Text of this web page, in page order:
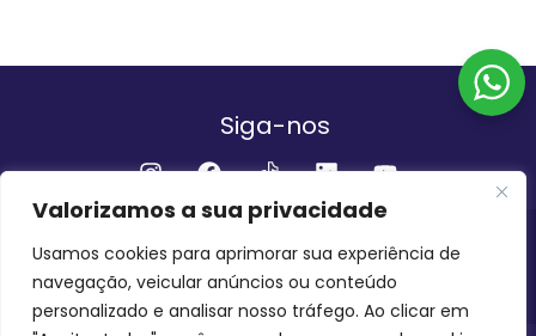
Valorizamos a sua privacidade
Usamos cookies para aprimorar sua experiência de
navegação, veicular anúncios ou conteúdo
personalizado e analisar nosso tráfego. Ao clicar em
Siga-nos
Institucional
QUEM SOMOS FALE CONOSCO